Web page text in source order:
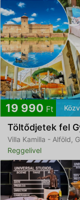
19 990 Ft
Töltődjetek fel
Villa Kamilla - Alföld,
Reggelivel